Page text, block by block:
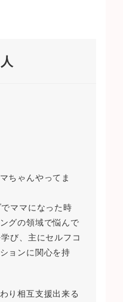
ちゃんやってま
ママになった時
グの領域で悩んで
び、主にセルフコ
ョンに関心を持
り相互支援出来る